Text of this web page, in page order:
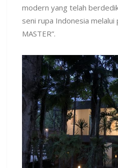
modern yang telah
seni rupa Indonesia
MASTER”.